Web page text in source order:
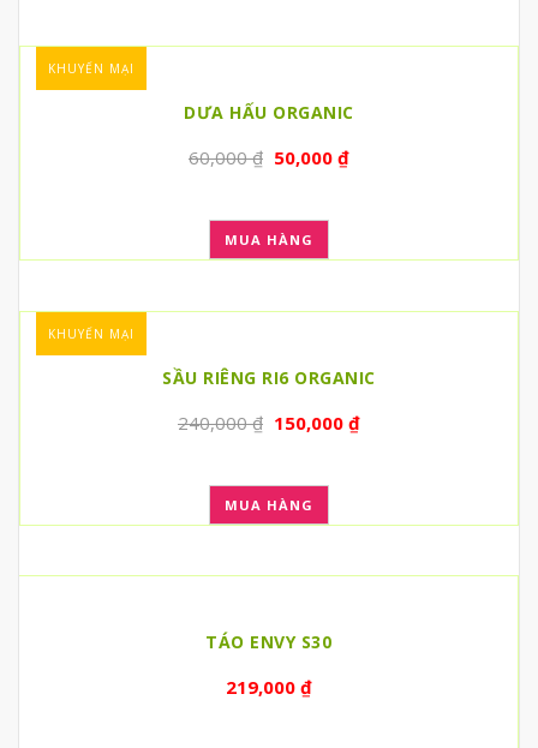
KHUYẾN MẠI
DƯA HẤU ORGANIC
60,000₫ 50,000 ₫
MUA HÀNG
KHUYẾN MẠI
SẦU RIÊNG RI6 ORGANIC
240,000₫ 150,000 ₫
MUA HÀNG
TÁO ENVY S30
219,000 ₫